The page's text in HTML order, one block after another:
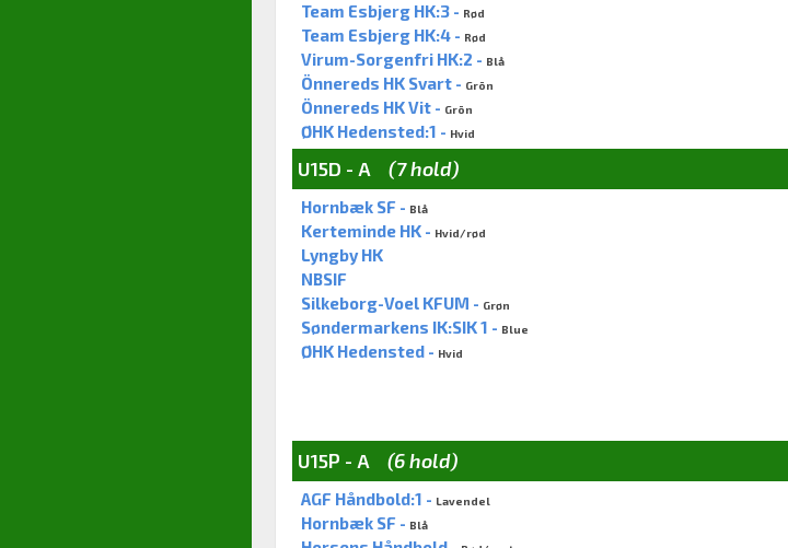
Team Esbjerg HK:3 - Rød
Team Esbjerg HK:4 - Rød
Virum-Sorgenfri HK:2 - Blå
Önnereds HK Svart - Grön
Önnereds HK Vit - Grön
ØHK Hedensted:1 - Hvid
U15D - A (7 hold)
Hornbæk SF - Blå
Kerteminde HK - Hvid/rød
Lyngby HK
NBSIF
Silkeborg-Voel KFUM - Grøn
Søndermarkens IK:SIK 1 - Blue
ØHK Hedensted - Hvid
U15P - A (6 hold)
AGF Håndbold:1 - Lavendel
Hornbæk SF - Blå